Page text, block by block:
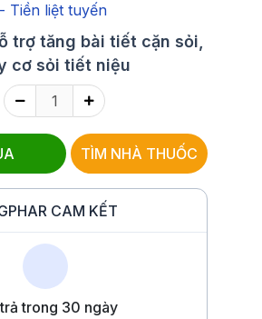
Tiền liệt tuyến
trợ tăng bài tiết cặn sỏi,
cơ sỏi tiết niệu
TÌM NHÀ THUỐC
CAM KẾT
trong 30 ngày